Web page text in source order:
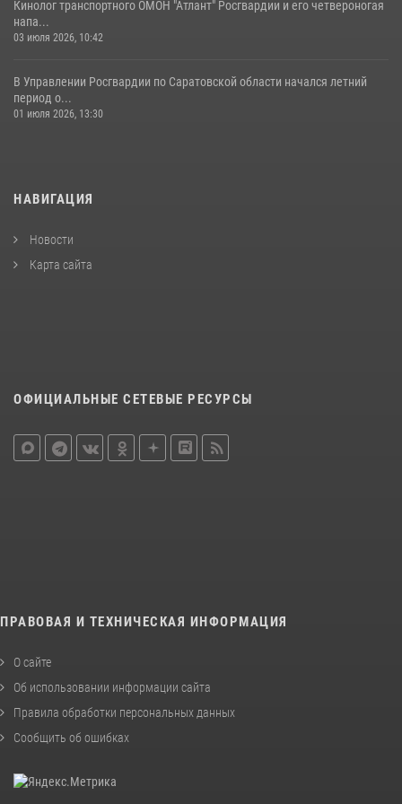
Кинолог транспортного ОМОН "Атлант" Росгвардии и его четвероногая
напа...
03 июля 2026, 10:42
В Управлении Росгвардии по Саратовской области начался летний
период о...
01 июля 2026, 13:30
НАВИГАЦИЯ
Новости
Карта сайта
ОФИЦИАЛЬНЫЕ СЕТЕВЫЕ РЕСУРСЫ
ПРАВОВАЯ И ТЕХНИЧЕСКАЯ ИНФОРМАЦИЯ
О сайте
Об использовании информации сайта
Правила обработки персональных данных
Сообщить об ошибках